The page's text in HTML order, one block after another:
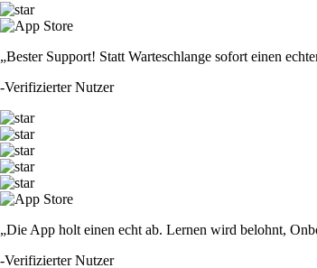
„Bester Support! Statt Warteschlange sofort einen
-Verifizierter Nutzer
„Die App holt einen echt ab. Lernen wird belohnt,
-Verifizierter Nutzer